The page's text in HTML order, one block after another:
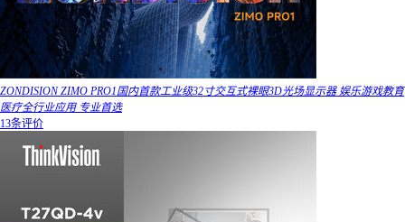
ZONDISION ZIMO PRO1国内首款工业级32寸交互式裸眼3D光场显示器 娱乐游戏教育
医疗全行业应用 专业首选
13条评价